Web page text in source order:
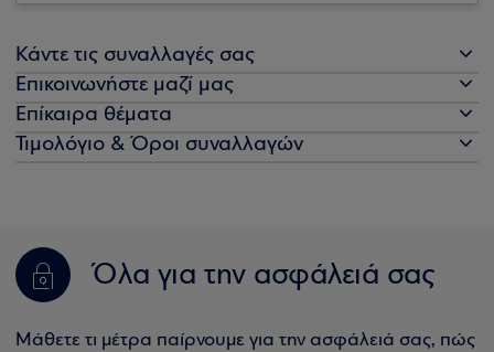
Κάντε τις συναλλαγές σας
Επικοινωνήστε μαζί μας
Επίκαιρα θέματα
Τιμολόγιο & Όροι συναλλαγών
Όλα για την ασφάλειά σας
Μάθετε τι μέτρα παίρνουμε για την ασφάλειά σας, πώς